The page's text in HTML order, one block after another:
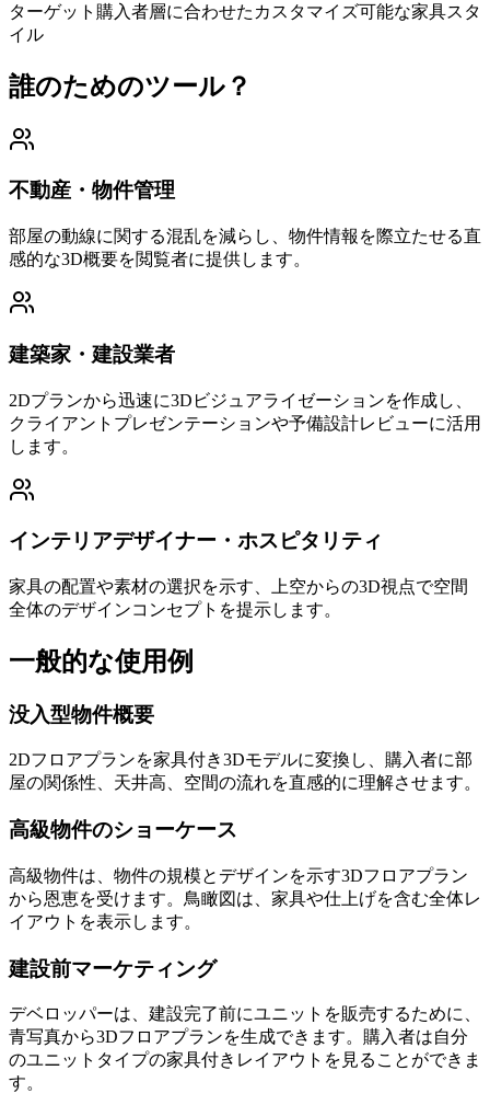
ターゲット購入者層に合わせたカスタマイズ可能な家具スタ
イル
誰のためのツール？
不動産・物件管理
部屋の動線に関する混乱を減らし、物件情報を際立たせる直
感的な3D概要を閲覧者に提供します。
建築家・建設業者
2Dプランから迅速に3Dビジュアライゼーションを作成し、
クライアントプレゼンテーションや予備設計レビューに活用
します。
インテリアデザイナー・ホスピタリティ
家具の配置や素材の選択を示す、上空からの3D視点で空間
全体のデザインコンセプトを提示します。
一般的な使用例
没入型物件概要
2Dフロアプランを家具付き3Dモデルに変換し、購入者に部
屋の関係性、天井高、空間の流れを直感的に理解させます。
高級物件のショーケース
高級物件は、物件の規模とデザインを示す3Dフロアプラン
から恩恵を受けます。鳥瞰図は、家具や仕上げを含む全体レ
イアウトを表示します。
建設前マーケティング
デベロッパーは、建設完了前にユニットを販売するために、
青写真から3Dフロアプランを生成できます。購入者は自分
のユニットタイプの家具付きレイアウトを見ることができま
す。